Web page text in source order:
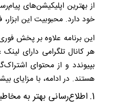
از بهترین اپلیکیشن‌های
خود دارد. محبوبیت این
این برنامه علاوه بر پخش
هر کانال تلگرامی دارای
بپیوندد و از محتوای
هستند. در ادامه، با مزایای
1. اطلاع‌رسانی بهتر به مخاطبان